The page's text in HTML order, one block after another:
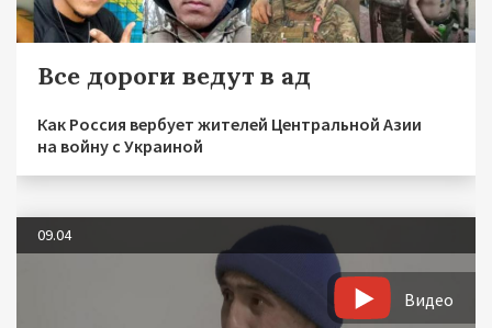
Все дороги ведут в ад
Как Россия вербует жителей Центральной Азии
на войну с Украиной
09.04
Видео